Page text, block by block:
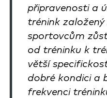
připravenosti a
trénink
sportovcům
od tréninku k
větší
dobré kondici a
frekvenci